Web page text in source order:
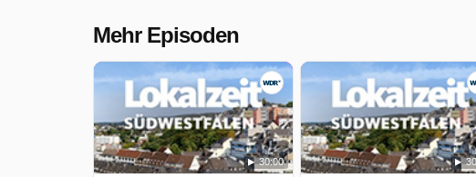
Mehr Episoden
30:00